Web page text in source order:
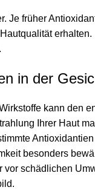
Je früher
erhalten.
in der
kann den
Ihrer Haut
besonders
vor schädlichen